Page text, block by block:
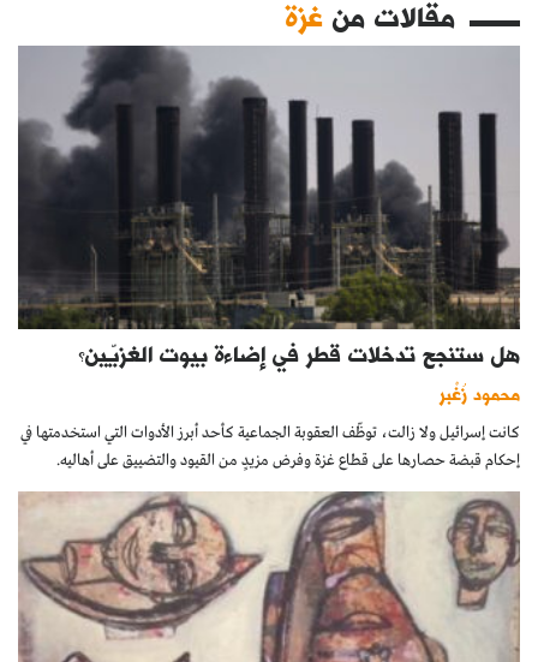
مقالات منغزة
هل ستنجح تدخلات قطر في إضاءة بيوت الغزيّين؟
محمود زُغْبر
كانت إسرائيل ولا زالت، توظّف العقوبة الجماعية كأحد أبرز الأدوات التي استخدمتها في
إحكام قبضة حصارها على قطاع غزة وفرض مزيدٍ من القيود والتضييق على أهاليه.